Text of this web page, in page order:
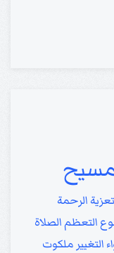
تعزية الرحمة
التعظم الصلاة
التغيير ملكوت